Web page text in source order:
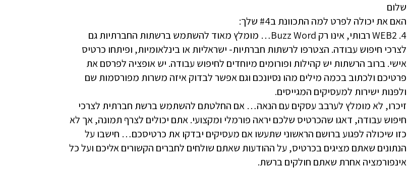
שלום
האם את יכולה לפרט למה התכוונת ב#4 שלך:
4. WEB2 רבותי, אינו רק Buzz Word… מומלץ מאוד להשתמש ברשתות החברתיות גם
לצרכי חיפוש עבודה. הצטרפו לרשתות חברתיות- ישראליות או בינלאומיות, ופיתחו כרטיס
אישי. ברוב הרשתות יש קהילות ופורומים מיוחדים לחיפוש עבודה. יש אופציה לפרסם את
פרטיכם ולכתוב בכמה מילים מהו נסיונכם וגם אפשר לבדוק איזה משרות מפורסמות שם
ולפנות ישירות למעסיקים המגייסים.
זיכרו, לא מומלץ לערבב עסקים עם הנאה… אם החלטתם להשתמש ברשת חברתית לצרכי
חיפוש עבודה, דאגו שהכרטיס שלכם יראה פורמלי ומקצועי. אתם יכולים לצרף תמונה, אך לא
כזו שיכולה לפגוע ברושם הראשוני שתעשו אם מעסיקים יבדקו את כרטיסכם… חישבו על
הנתונים שאתם מציגים בכרטיס, על ההודעות שאתם שולחים לחברים הקשורים אליכם ועל כל
אינפורמציה אחרת שאתם חולקים ברשת.